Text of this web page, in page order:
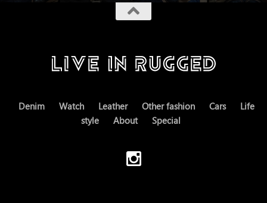
Denim Watch Leather Other fashion Cars
Life
style
About Special